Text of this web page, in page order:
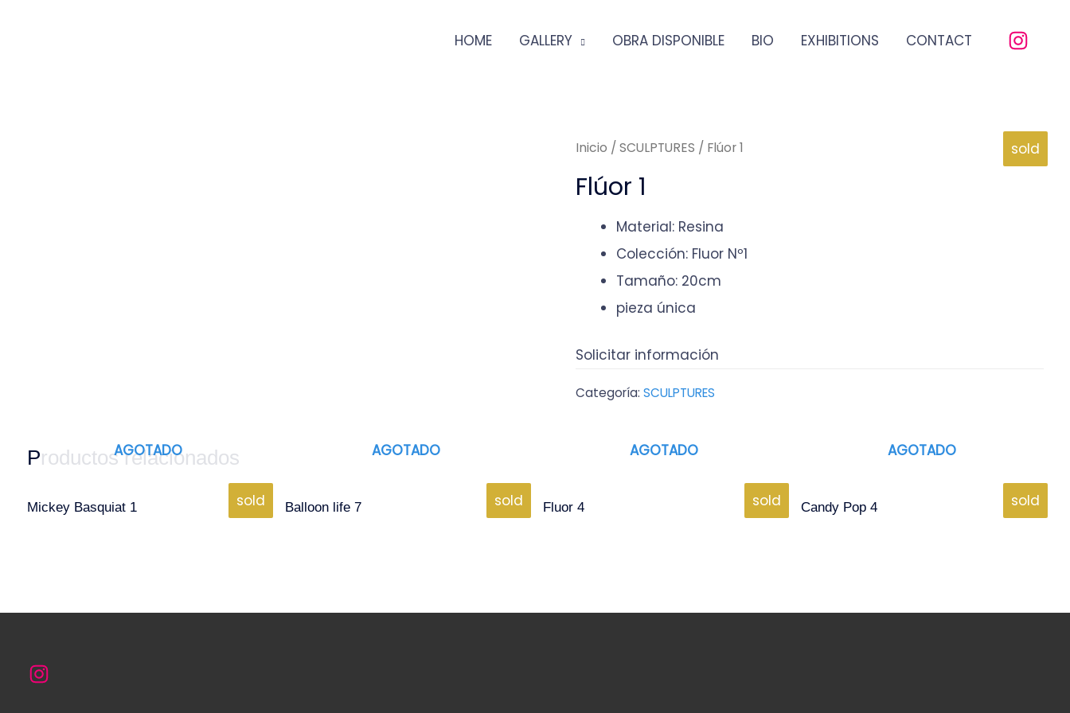
HOME GALLERY OBRA DISPONIBLE BIO EXHIBITIONS CONTACT
sold
Inicio /SCULPTURES / Flúor 1
Flúor 1
Material: Resina
Colección: Fluor Nº1
Tamaño: 20cm
pieza única
Solicitar información
Categoría:SCULPTURES
Productos relacionados
sold
AGOTADO
Mickey Basquiat 1 sold
AGOTADO
Balloon life 7 sold
AGOTADO
Fluor 4 sold
AGOTADO
Candy Pop 4